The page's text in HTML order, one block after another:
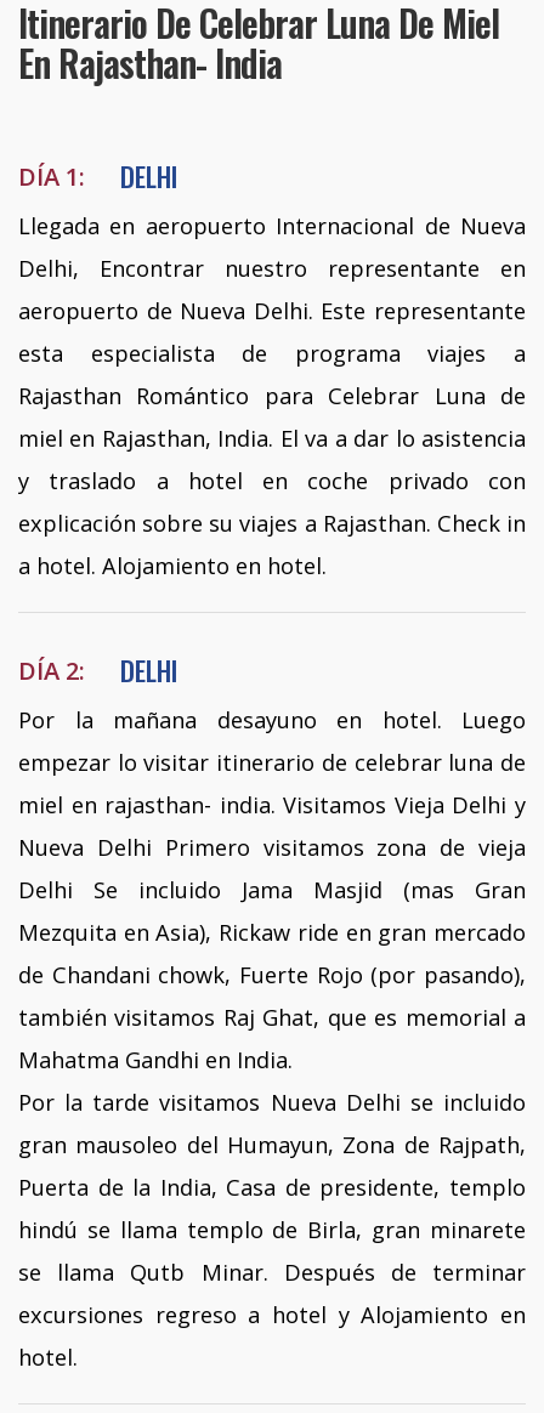
Itinerario De Celebrar Luna De Miel
En Rajasthan- India
DÍA 1: DELHI
Llegada en aeropuerto Internacional de Nueva
Delhi, Encontrar nuestro representante en
aeropuerto de Nueva Delhi. Este representante
esta especialista de programa viajes a
Rajasthan Romántico para Celebrar Luna de
miel en Rajasthan, India. El va a dar lo asistencia
y traslado a hotel en coche privado con
explicación sobre su viajes a Rajasthan. Check in
a hotel. Alojamiento en hotel.
DÍA 2: DELHI
Por la mañana desayuno en hotel. Luego
empezar lo visitar itinerario de celebrar luna de
miel en rajasthan- india. Visitamos Vieja Delhi y
Nueva Delhi Primero visitamos zona de vieja
Delhi Se incluido Jama Masjid (mas Gran
Mezquita en Asia), Rickaw ride en gran mercado
de Chandani chowk, Fuerte Rojo (por pasando),
también visitamos Raj Ghat, que es memorial a
Mahatma Gandhi en India.
Por la tarde visitamos Nueva Delhi se incluido
gran mausoleo del Humayun, Zona de Rajpath,
Puerta de la India, Casa de presidente, templo
hindú se llama templo de Birla, gran minarete
se llama Qutb Minar. Después de terminar
excursiones regreso a hotel y Alojamiento en
hotel.